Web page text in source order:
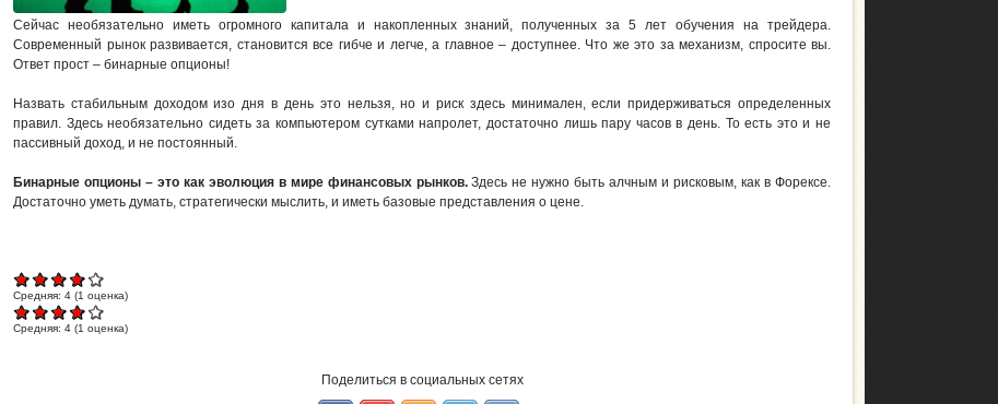
Сейчас необязательно иметь огромного капитала и накопленных знаний, полученных за 5 лет обучения на трейдера.
Современный рынок развивается, становится все гибче и легче, а главное – доступнее. Что же это за механизм, спросите вы.
Ответ прост – бинарные опционы!
Назвать стабильным доходом изо дня в день это нельзя, но и риск здесь минимален, если придерживаться определенных
правил. Здесь необязательно сидеть за компьютером сутками напролет, достаточно лишь пару часов в день. То есть это и не
пассивный доход, и не постоянный.
Бинарные опционы – это как эволюция в мире финансовых рынков.Здесь не нужно быть алчным и рисковым, как в Форексе.
Достаточно уметь думать, стратегически мыслить, и иметь базовые представления о цене.
Средняя: 4 (1 оценка)
Средняя: 4 (1 оценка)
Поделиться в социальных сетях